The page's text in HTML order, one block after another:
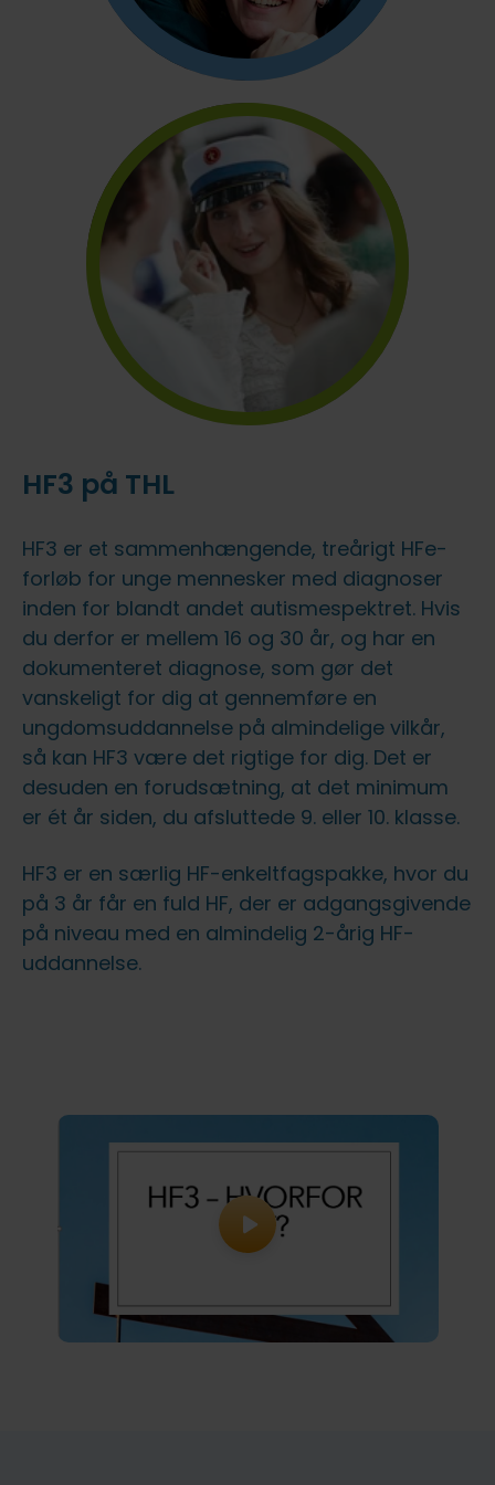
HF3 på THL
HF3 er et sammenhængende, treårigt HFe-
forløb for unge mennesker med diagnoser
inden for blandt andet autismespektret. Hvis
du derfor er mellem 16 og 30 år, og har en
dokumenteret diagnose, som gør det
vanskeligt for dig at gennemføre en
ungdomsuddannelse på almindelige vilkår,
så kan HF3 være det rigtige for dig. Det er
desuden en forudsætning, at det minimum
er ét år siden, du afsluttede 9. eller 10. klasse.
HF3 er en særlig HF-enkeltfagspakke, hvor du
på 3 år får en fuld HF, der er adgangsgivende
på niveau med en almindelig 2-årig HF-
uddannelse.